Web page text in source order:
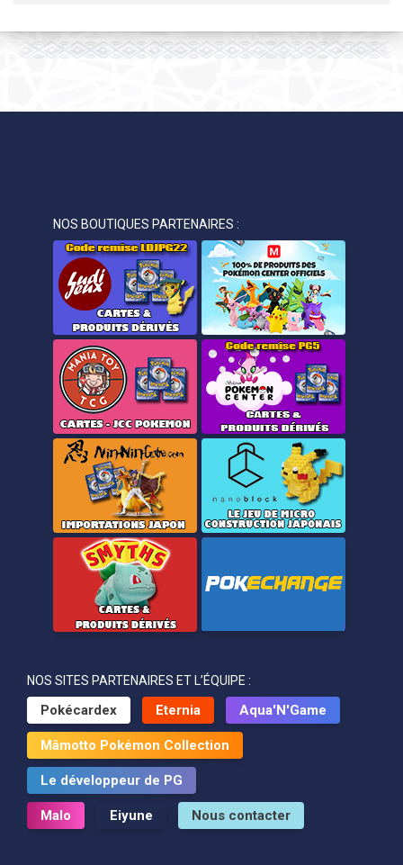
NOS BOUTIQUES PARTENAIRES :
NOS SITES PARTENAIRES ET L’ÉQUIPE :
Pokécardex Eternia Aqua'N'Game
Mâmotto Pokémon Collection
Le développeur de PG
Malo Eiyune Nous contacter